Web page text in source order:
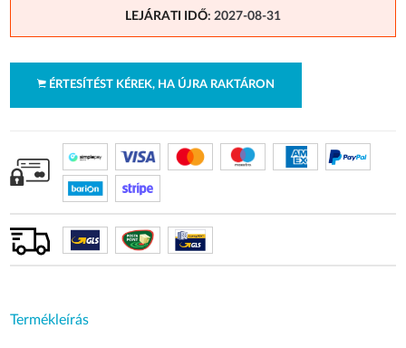
LEJÁRATI IDŐ: 2027-08-31
ÉRTESÍTÉST KÉREK, HA ÚJRA RAKTÁRON
Termékleírás